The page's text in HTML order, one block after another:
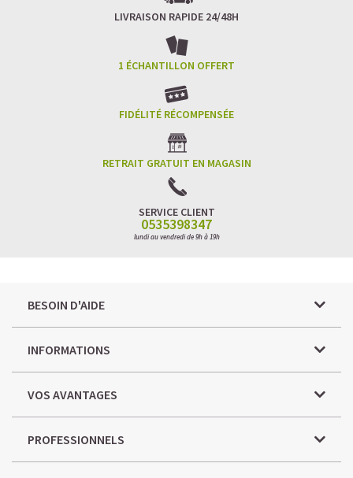
LIVRAISON RAPIDE 24/48H
1 ÉCHANTILLON OFFERT
FIDÉLITÉ RÉCOMPENSÉE
RETRAIT GRATUIT EN MAGASIN
SERVICE CLIENT
0535398347
lundi au vendredi de 9h à 19h
BESOIN D'AIDE
INFORMATIONS
VOS AVANTAGES
PROFESSIONNELS